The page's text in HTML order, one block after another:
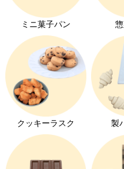
す」
「チョココルネ、小さ
す」
そんなお客様の声をい
菓子パンもミニサイズ作
子パンあったら喜んでも
パンはどんどん増えてい
ミニ菓子パン
クッキーラスク 製